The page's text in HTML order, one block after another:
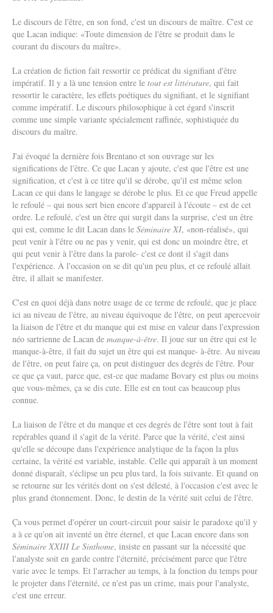
Le discours de l'être, en son fond, c'est un discours de maître. C'est ce
que Lacan indique: «Toute dimension de l'être se produit dans le
courant du discours du maître».
La création de fiction fait ressortir ce prédicat du signifiant d'être
impératif. Il y a là une tension entre le tout est littérature, qui fait
ressortir le caractère, les effets poétiques du signifiant, et le signifiant
comme impératif. Le discours philosophique à cet égard s'inscrit
comme une simple variante spécialement raffinée, sophistiquée du
discours du maître.
J'ai évoqué la dernière fois Brentano et son ouvrage sur les
significations de l'être. Ce que Lacan y ajoute, c'est que l'être est une
signification, et c'est à ce titre qu'il se dérobe, qu'il est même selon
Lacan ce qui dans le langage se dérobe le plus. Et ce que Freud appelle
le refoulé – qui nous sert bien encore d'appareil à l'écoute – est de cet
ordre. Le refoulé, c'est un être qui surgit dans la surprise, c'est un être
qui est, comme le dit Lacan dans le Séminaire XI, «non-réalisé», qui
peut venir à l'être ou ne pas y venir, qui est donc un moindre être, et
qui peut venir à l'être dans la parole- c'est ce dont il s'agit dans
l'expérience. À l'occasion on se dit qu'un peu plus, et ce refoulé allait
être, il allait se manifester.
C'est en quoi déjà dans notre usage de ce terme de refoulé, que je place
ici au niveau de l'être, au niveau équivoque de l'être, on peut apercevoir
la liaison de l'être et du manque qui est mise en valeur dans l'expression
néo sartrienne de Lacan de manque-à-être. Il joue sur un être qui est le
manque-à-être, il fait du sujet un être qui est manque- à-être. Au niveau
de l'être, on peut faire ça, on peut distinguer des degrés de l'être. Pour
ce que ça vaut, parce que, est-ce que madame Bovary est plus ou moins
que vous-mêmes, ça se dis cute. Elle est en tout cas beaucoup plus
connue.
La liaison de l'être et du manque et ces degrés de l'être sont tout à fait
repérables quand il s'agit de la vérité. Parce que la vérité, c'est ainsi
qu'elle se découpe dans l'expérience analytique de la façon la plus
certaine, la vérité est variable, instable. Celle qui apparaît à un moment
donné disparaît, s'éclipse un peu plus tard, la fois suivante. Et quand on
se retourne sur les vérités dont on s'est délesté, à l'occasion c'est avec le
plus grand étonnement. Donc, le destin de la vérité suit celui de l'être.
Ça vous permet d'opérer un court-circuit pour saisir le paradoxe qu'il y
a à ce qu'on ait inventé un être éternel, et que Lacan encore dans son
Séminaire XXIII Le Sinthome, insiste en passant sur la nécessité que
l'analyste soit en garde contre l'éternité, précisément parce que l'être
varie avec le temps. Et l'arracher au temps, à la fonction du temps pour
le projeter dans l'éternité, ce n'est pas un crime, mais pour l'analyste,
c'est une erreur.